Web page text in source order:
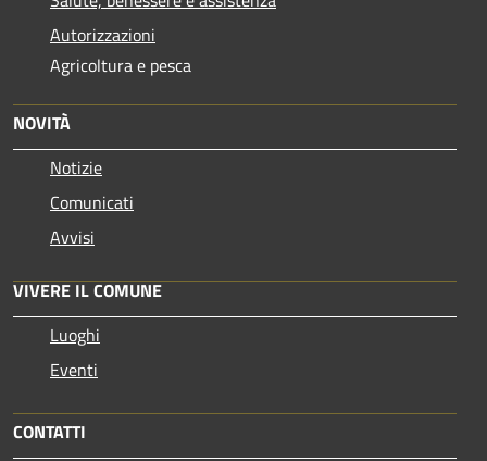
Autorizzazioni
Agricoltura e pesca
NOVITÀ
Notizie
Comunicati
Avvisi
VIVERE IL COMUNE
Luoghi
Eventi
CONTATTI